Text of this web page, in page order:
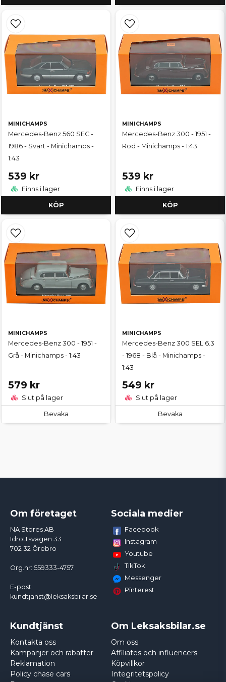
MINICHAMPS
Mercedes-Benz 560 SEC -
1986 - Svart - Minichamps -
1:43
539 kr
Finns i lager
KÖP
MINICHAMPS
Mercedes-Benz 300 - 1951 -
Röd - Minichamps - 1:43
539 kr
Finns i lager
KÖP
MINICHAMPS
Mercedes-Benz 300 - 1951 -
Grå - Minichamps - 1:43
579 kr
Slut på lager
Bevaka
MINICHAMPS
Mercedes-Benz 300 SEL 6.3
- 1968 - Blå - Minichamps -
1:43
549 kr
Slut på lager
Bevaka
Om företaget
NA Stores AB
Idrottsvägen 33
702 32 Örebro
Org.nr: 559333-4757
E-post:
kundtjanst@leksaksbilar.se
Sociala medier
Facebook
Instagram
Youtube
TikTok
Messenger
Pinterest
Kundtjänst
Kontakta oss
Kampanjer och rabatter
Reklamation
Policy chase cars
Om Leksaksbilar.se
Om oss
Affiliates och influencers
Köpvillkor
Integritetspolicy